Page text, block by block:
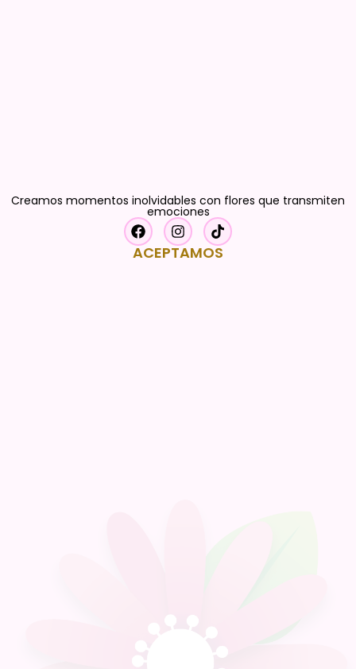
Creamos momentos inolvidables con flores que transmiten
emociones
ACEPTAMOS